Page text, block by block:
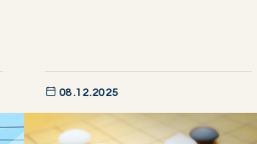
08.12.2025
DÉCOUVRIR MAINTENANT